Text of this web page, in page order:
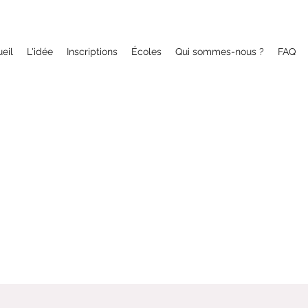
L'idée Inscriptions Écoles Qui sommes-nous ? FAQ